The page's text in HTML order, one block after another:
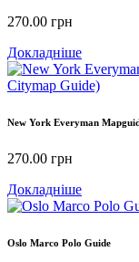
270.00 грн
Докладніше
New York Everyman
270.00 грн
Докладніше
Oslo Marco Polo Guide